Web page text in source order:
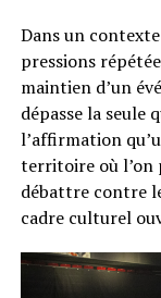
Dans un
pressions
maintien d’un
dépasse la seule
l’affirmation
territoire où l’on
débattre contre
cadre culturel